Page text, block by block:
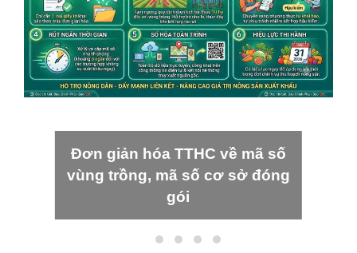
Đơn giản hóa TTHC về mã số
vùng trồng, mã số cơ sở đóng
gói